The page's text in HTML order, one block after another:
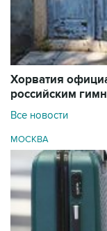
Хорватия
российским
Все новости
МОСКВА